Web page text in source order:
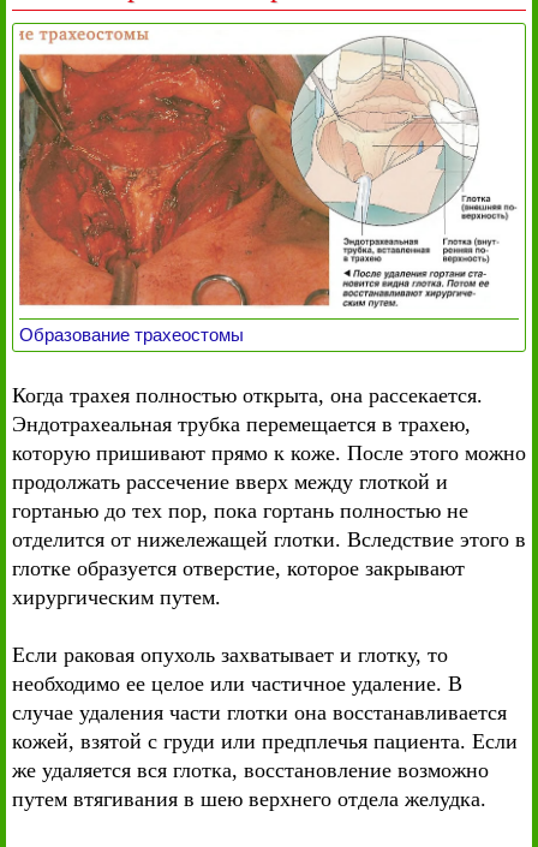
Образование трахеостомы
Когда трахея полностью открыта, она рассекается.
Эндотрахеальная трубка перемещается в трахею,
которую пришивают прямо к коже. После этого можно
продолжать рассечение вверх между глоткой и
гортанью до тех пор, пока гортань полностью не
отделится от нижележащей глотки. Вследствие этого в
глотке образуется отверстие, которое закрывают
хирургическим путем.
Если раковая опухоль захватывает и глотку, то
необходимо ее целое или частичное удаление. В
случае удаления части глотки она восстанавливается
кожей, взятой с груди или предплечья пациента. Если
же удаляется вся глотка, восстановление возможно
путем втягивания в шею верхнего отдела желудка.